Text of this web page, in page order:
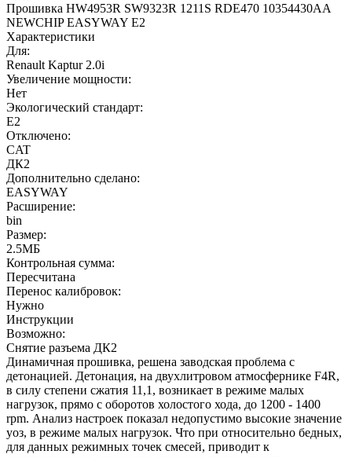
Прошивка HW4953R SW9323R 1211S RDE470 10354430AA
NEWCHIP EASYWAY E2
Характеристики
Для:
Renault Kaptur 2.0i
Увеличение мощности:
Нет
Экологический стандарт:
E2
Отключено:
CAT
ДК2
Дополнительно сделано:
EASYWAY
Расширение:
bin
Размер:
2.5МБ
Контрольная сумма:
Пересчитана
Перенос калибровок:
Нужно
Инструкции
Возможно:
Снятие разъема ДК2
Динамичная прошивка, решена заводская проблема с
детонацией. Детонация, на двухлитровом атмосфернике F4R,
в силу степени сжатия 11,1, возникает в режиме малых
нагрузок, прямо с оборотов холостого хода, до 1200 - 1400
rpm. Анализ настроек показал недопустимо высокие значение
уоз, в режиме малых нагрузок. Что при относительно бедных,
для данных режимных точек смесей, приводит к